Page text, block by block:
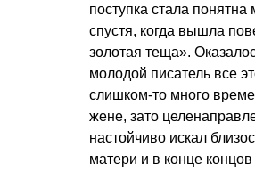
поступка стала понятна
спустя, когда вышла
золотая теща».
молодой писатель все
слишком-то много
жене, зато
настойчиво искал
матери и в конце